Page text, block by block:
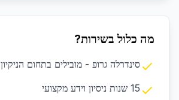
מה כלול בשירות?
סינדרלה גרופ - מובילים בתחום הניקיון
15 שנות ניסיון וידע מקצועי